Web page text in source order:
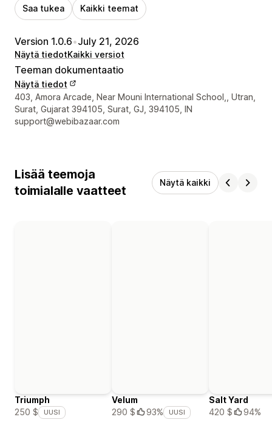
Saa tukea Kaikki teemat
Version 1.0.6•July 21, 2026
Näytä tiedotKaikki versiot
Teeman dokumentaatio
Näytä tiedot
Suunnittelijan yhteystiedot
403, Amora Arcade, Near Mouni International School,, Utran,
Surat, Gujarat 394105, Surat, GJ, 394105, IN
support@webibazaar.com
Lisää teemoja
toimialalle vaatteet
Näytä kaikki
Triumph
250 $
UUSI
Velum
290 $
93% UUSI
Salt Yard
420 $
94%